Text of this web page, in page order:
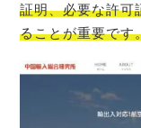
証明、必要な許可
ることが重要です